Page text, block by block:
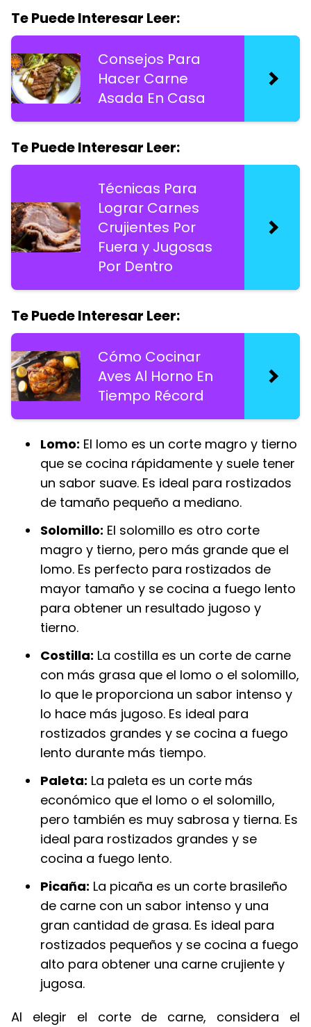
Te Puede Interesar Leer:
Consejos Para
Hacer Carne
Asada En Casa
Te Puede Interesar Leer:
Técnicas Para
Lograr Carnes
Crujientes Por
Fuera y Jugosas
Por Dentro
Te Puede Interesar Leer:
Cómo Cocinar
Aves Al Horno En
Tiempo Récord
Lomo: El lomo es un corte magro y tierno
que se cocina rápidamente y suele tener
un sabor suave. Es ideal para rostizados
de tamaño pequeño a mediano.
Solomillo: El solomillo es otro corte
magro y tierno, pero más grande que el
lomo. Es perfecto para rostizados de
mayor tamaño y se cocina a fuego lento
para obtener un resultado jugoso y
tierno.
Costilla: La costilla es un corte de carne
con más grasa que el lomo o el solomillo,
lo que le proporciona un sabor intenso y
lo hace más jugoso. Es ideal para
rostizados grandes y se cocina a fuego
lento durante más tiempo.
Paleta: La paleta es un corte más
económico que el lomo o el solomillo,
pero también es muy sabrosa y tierna. Es
ideal para rostizados grandes y se
cocina a fuego lento.
Picaña: La picaña es un corte brasileño
de carne con un sabor intenso y una
gran cantidad de grasa. Es ideal para
rostizados pequeños y se cocina a fuego
alto para obtener una carne crujiente y
jugosa.
Al elegir el corte de carne, considera el